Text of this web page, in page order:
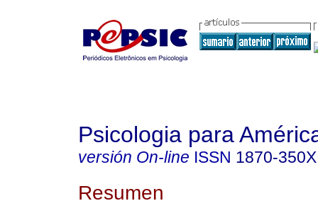
Psicologia para
versión On-line ISSN 1870-350X
Resumen